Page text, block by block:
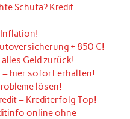
Schufa? Kredit
+ 850 €!
Geld zurück!
– hier sofort erhalten!
lösen!
– Krediterfolg Top!
online ohne